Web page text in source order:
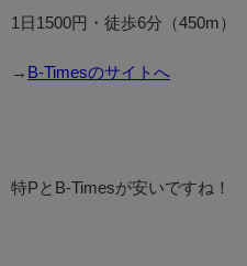
1日1500円・徒歩6分（450m）
→ B-Timesのサイトへ
特PとB-Timesが安いですね！